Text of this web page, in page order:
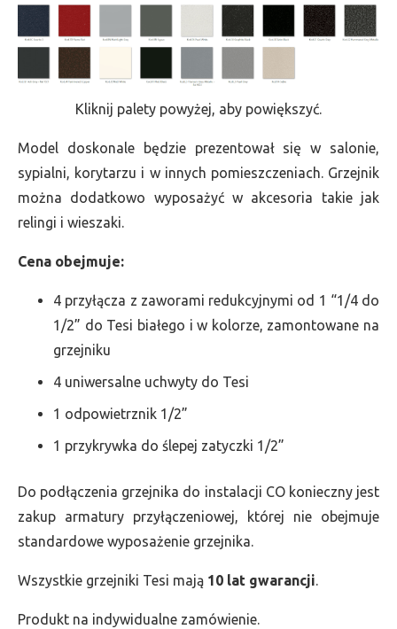
Kliknij palety powyżej, aby powiększyć.
Model doskonale będzie prezentował się w salonie,
sypialni, korytarzu i w innych pomieszczeniach. Grzejnik
można dodatkowo wyposażyć w akcesoria takie jak
relingi i wieszaki.
Cena obejmuje:
4 przyłącza z zaworami redukcyjnymi od 1 “1/4 do
1/2” do Tesi białego i w kolorze, zamontowane na
grzejniku
4 uniwersalne uchwyty do Tesi
1 odpowietrznik 1/2”
1 przykrywka do ślepej zatyczki 1/2”
Do podłączenia grzejnika do instalacji CO konieczny jest
zakup armatury przyłączeniowej, której nie obejmuje
standardowe wyposażenie grzejnika.
Wszystkie grzejniki Tesi mają 10 lat gwarancji.
Produkt na indywidualne zamówienie.